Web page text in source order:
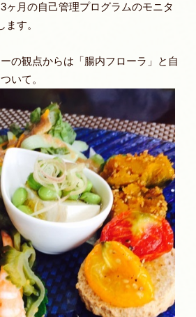
ヶ月の自己管理プログラムのモニタ
す。
の観点からは「腸内フローラ」と自
いて。